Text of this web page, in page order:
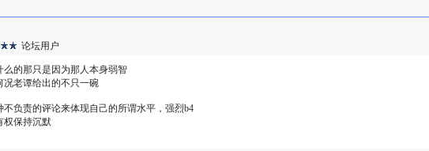
论坛用户
的那只是因为那人本身弱智
老谭给出的不只一碗
负责的评论来体现自己的所谓水平，强烈b4
权保持沉默